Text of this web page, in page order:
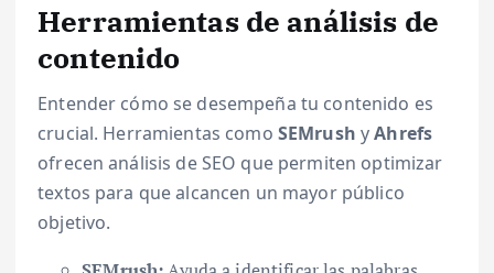
Herramientas de análisis de
contenido
Entender cómo se desempeña tu contenido es
crucial. Herramientas como SEMrush yAhrefs
ofrecen análisis de SEO que permiten optimizar
textos para que alcancen un mayor público
objetivo.